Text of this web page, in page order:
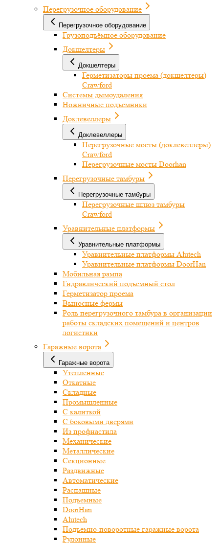
Перегрузочное оборудование
Перегрузочное оборудование
Грузоподъёмное оборудование
Докшелтеры
Докшелтеры
Герметизаторы проема (докшелтеры)
Crawford
Системы дымоудаления
Ножничные подъемники
Доклевеллеры
Доклевеллеры
Перегрузочные мосты (доклевеллеры)
Crawford
Перегрузочные мосты Doorhan
Перегрузочные тамбуры
Перегрузочные тамбуры
Перегрузочные шлюз тамбуры
Crawford
Уравнительные платформы
Уравнительные платформы
Уравнительные платформы Alutech
Уравнительные платформы DoorHan
Мобильная рампа
Гидравлический подъемный стол
Герметизатор проема
Выносные фермы
Роль перегрузочного тамбура в организации
работы складских помещений и центров
логистики
Гаражные ворота
Гаражные ворота
Утепленные
Откатные
Складные
Промышленные
С калиткой
С боковыми дверями
Из профнастила
Механические
Металлические
Секционные
Раздвижные
Автоматические
Распашные
Подъемные
DoorHan
Alutech
Подъемно-поворотные гаражные ворота
Рулонные